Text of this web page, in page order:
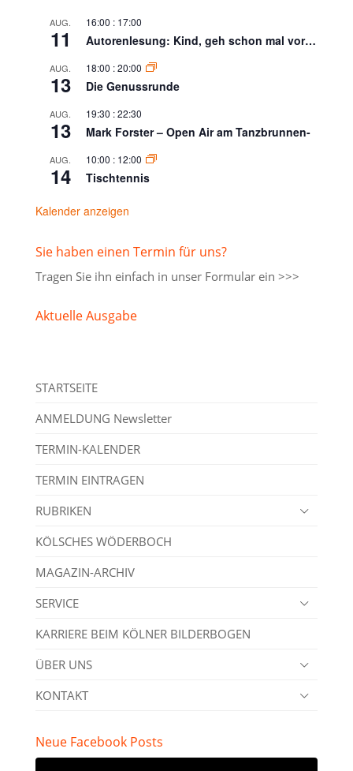
AUG.
11
16:00 : 17:00
Autorenlesung: Kind, geh schon mal vor…
AUG.
13
18:00 :20:00
Die Genussrunde
AUG.
13
19:30 :22:30
Mark Forster – Open Air am Tanzbrunnen-
AUG.
14
10:00 : 12:00
Tischtennis
Kalender anzeigen
Sie haben einen Termin für uns?
Tragen Sie ihn einfach in unser Formular ein >>>
Aktuelle Ausgabe
STARTSEITE
ANMELDUNG Newsletter
TERMIN-KALENDER
TERMIN EINTRAGEN
RUBRIKEN
KÖLSCHES WÖDERBOCH
MAGAZIN-ARCHIV
SERVICE
KARRIERE BEIM KÖLNER BILDERBOGEN
ÜBER UNS
KONTAKT
Neue Facebook Posts